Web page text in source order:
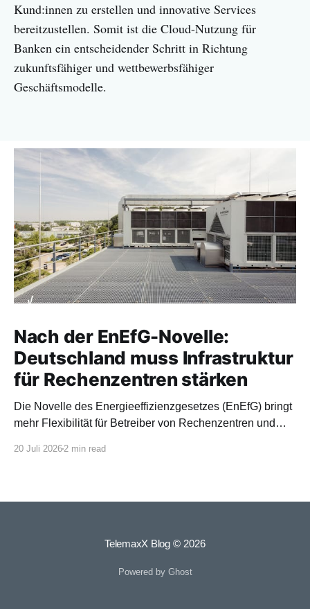
Kund:innen zu erstellen und innovative Services
bereitzustellen. Somit ist die Cloud-Nutzung für
Banken ein entscheidender Schritt in Richtung
zukunftsfähiger und wettbewerbsfähiger
Geschäftsmodelle.
Nach der EnEfG-Novelle:
Deutschland muss Infrastruktur
für Rechenzentren stärken
Die Novelle des Energieeffizienzgesetzes (EnEfG) bringt
mehr Flexibilität für Betreiber von Rechenzentren und
20 Juli 20262 min read
TelemaxX Blog © 2026
Powered by Ghost